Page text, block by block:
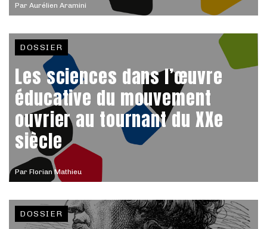
Par Aurélien Aramini
Par Florian Mathieu
DOSSIER
Les sciences dans l’œuvre
éducative du mouvement
ouvrier au tournant du XXe
siècle
DOSSIER